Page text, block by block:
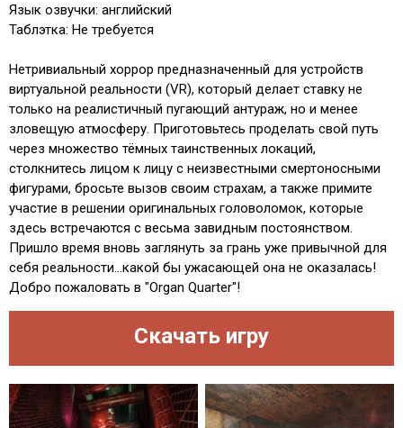
Язык озвучки: английский
Таблэтка: Не требуется
Нетривиальный хоррор предназначенный для устройств
виртуальной реальности (VR), который делает ставку не
только на реалистичный пугающий антураж, но и менее
зловещую атмосферу. Приготовьтесь проделать свой путь
через множество тёмных таинственных локаций,
столкнитесь лицом к лицу с неизвестными смертоносными
фигурами, бросьте вызов своим страхам, а также примите
участие в решении оригинальных головоломок, которые
здесь встречаются с весьма завидным постоянством.
Пришло время вновь заглянуть за грань уже привычной для
себя реальности...какой бы ужасающей она не оказалась!
Добро пожаловать в "Organ Quarter"!
Скачать игру